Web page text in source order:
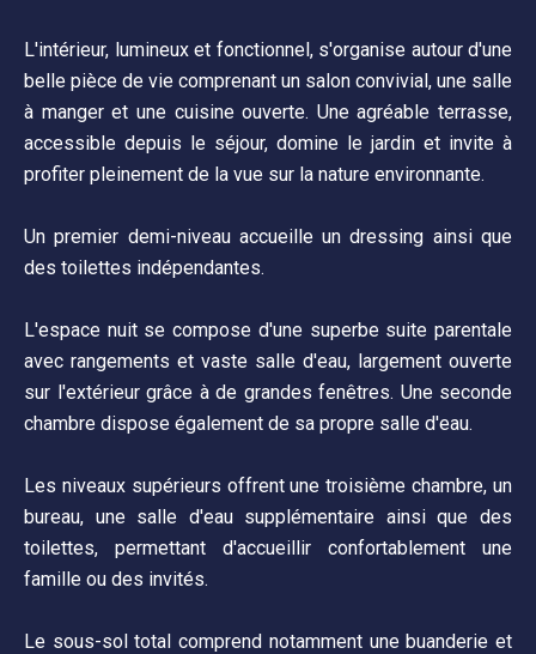
L'intérieur, lumineux et fonctionnel, s'organise autour d'une
belle pièce de vie comprenant un salon convivial, une salle
à manger et une cuisine ouverte. Une agréable terrasse,
accessible depuis le séjour, domine le jardin et invite à
profiter pleinement de la vue sur la nature environnante.
Un premier demi-niveau accueille un dressing ainsi que
des toilettes indépendantes.
L'espace nuit se compose d'une superbe suite parentale
avec rangements et vaste salle d'eau, largement ouverte
sur l'extérieur grâce à de grandes fenêtres. Une seconde
chambre dispose également de sa propre salle d'eau.
Les niveaux supérieurs offrent une troisième chambre, un
bureau, une salle d'eau supplémentaire ainsi que des
toilettes, permettant d'accueillir confortablement une
famille ou des invités.
Le sous-sol total comprend notamment une buanderie et